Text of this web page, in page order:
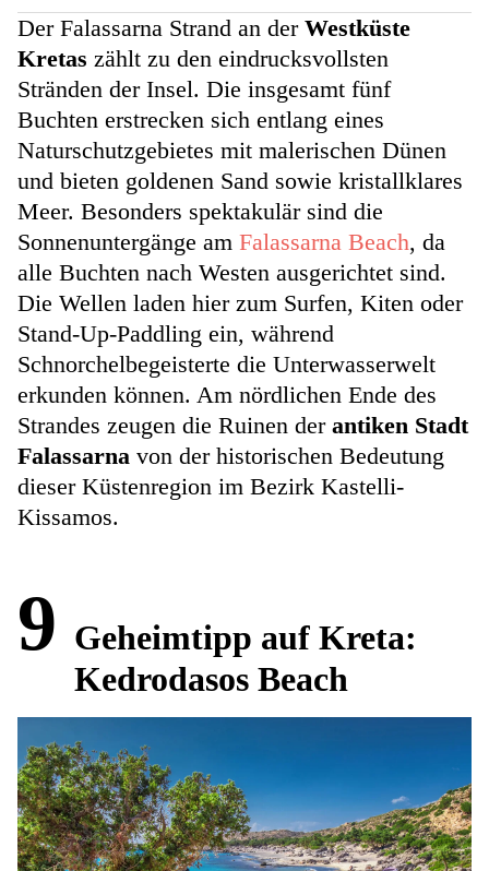
Der Falassarna Strand an derWestküste
Kretas zählt zu den eindrucksvollsten
Stränden der Insel. Die insgesamt fünf
Buchten erstrecken sich entlang eines
Naturschutzgebietes mit malerischen Dünen
und bieten goldenen Sand sowie kristallklares
Meer. Besonders spektakulär sind die
Sonnenuntergänge am Falassarna Beach, da
alle Buchten nach Westen ausgerichtet sind.
Die Wellen laden hier zum Surfen, Kiten oder
Stand-Up-Paddling ein, während
Schnorchelbegeisterte die Unterwasserwelt
erkunden können. Am nördlichen Ende des
Strandes zeugen die Ruinen der antiken Stadt
Falassarna von der historischen Bedeutung
dieser Küstenregion im Bezirk Kastelli-
Kissamos.
9 Geheimtipp auf Kreta:
Kedrodasos Beach